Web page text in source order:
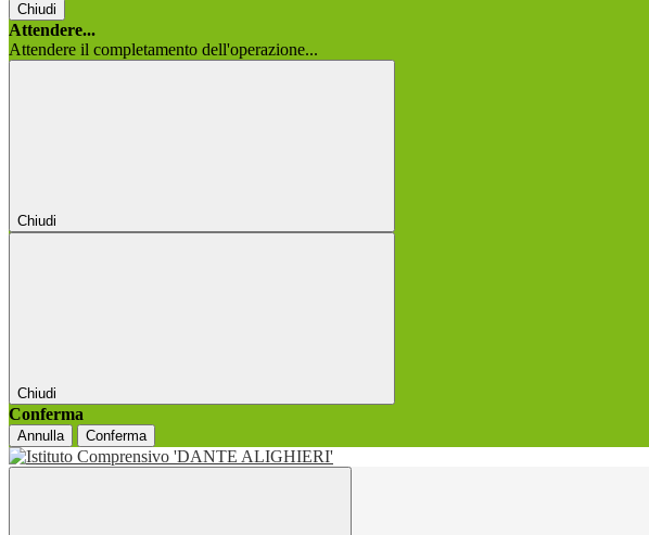
Chiudi
Attendere...
Attendere il completamento dell'operazione...
Chiudi
Chiudi
Conferma
Annulla Conferma